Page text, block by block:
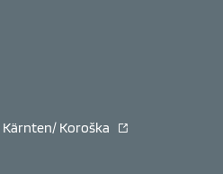
Koroška (öffnet in neuem
in neuem Fenster)